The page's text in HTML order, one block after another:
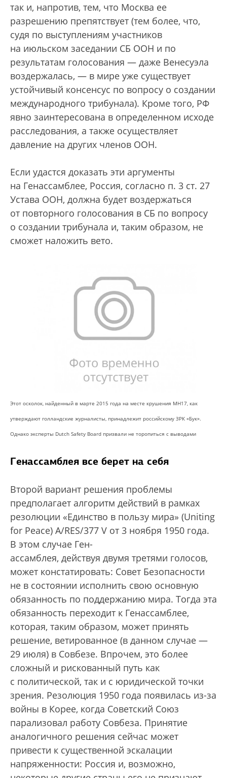
так и, напротив, тем, что Москва ее
разрешению препятствует (тем более, что,
судя по выступлениям участников
на июльском заседании СБ ООН и по
результатам голосования — даже Венесуэла
воздержалась, — в мире уже существует
устойчивый консенсус по вопросу о создании
международного трибунала). Кроме того, РФ
явно заинтересована в определенном исходе
расследования, а также осуществляет
давление на других членов ООН.
Если удастся доказать эти аргументы
на Генассамблее, Россия, согласно п. 3 ст. 27
Устава ООН, должна будет воздержаться
от повторного голосования в СБ по вопросу
о создании трибунала и, таким образом, не
сможет наложить вето.
Этот осколок, найденный в марте 2015 года на месте крушения МН17, как
утверждают голландские журналисты, принадлежит российскому ЗРК «Бук».
Однако эксперты Dutch Safety Board призвали не торопиться с выводами
Генассамблея все берет на себя
Второй вариант решения проблемы
предполагает алгоритм действий в рамках
резолюции «Единство в пользу мира» (Uniting
for Peace) A/RES/377 V от 3 ноября 1950 года.
В этом случае Ген-
ассамблея, действуя двумя третями голосов,
может констатировать: Совет Безопасности
не в состоянии исполнить свою основную
обязанность по поддержанию мира. Тогда эта
обязанность переходит к Генассамблее,
которая, таким образом, может принять
решение, ветированное (в данном случае —
29 июля) в Совбезе. Впрочем, это более
сложный и рискованный путь как
с политической, так и с юридической точки
зрения. Резолюция 1950 года появилась из-за
войны в Корее, когда Советский Союз
парализовал работу Совбеза. Принятие
аналогичного решения сейчас может
привести к существенной эскалации
напряженности: Россия и, возможно,